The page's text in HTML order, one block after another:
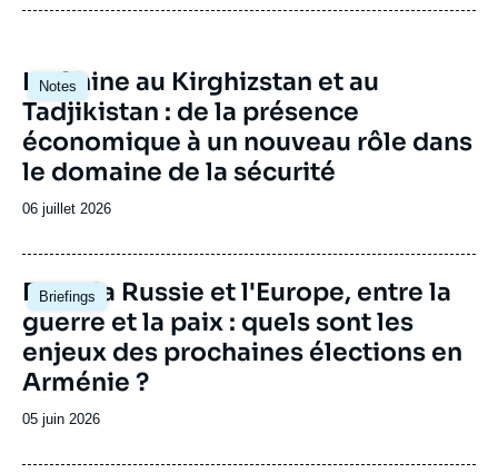
Notes
Image
principale
La Chine au Kirghizstan et au
Tadjikistan : de la présence
économique à un nouveau rôle dans
le domaine de la sécurité
Date
publication
06 juillet 2026
Briefings
Image
principale
Entre la Russie et l'Europe, entre la
guerre et la paix : quels sont les
enjeux des prochaines élections en
Arménie ?
Date
publication
05 juin 2026